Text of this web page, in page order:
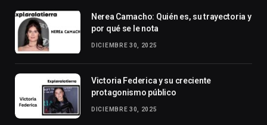
Nerea Camacho: Quién es, su trayectoria y
por qué se le nota
DICIEMBRE 30, 2025
Victoria Federica y su creciente
protagonismo público
DICIEMBRE 30, 2025